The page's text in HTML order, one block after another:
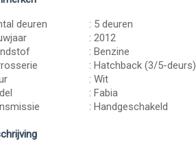
deuren
: 5 deuren
: 2012
: Benzine
: Hatchback (3/5-deurs)
: Wit
: Fabia
: Handgeschakeld